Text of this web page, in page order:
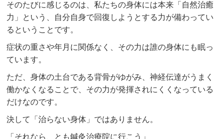
そのたびに感じるのは、私たちの身体には本来「自然治癒
力」という、自分自身で回復しようとする力が備わってい
るということです。
症状の重さや年月に関係なく、その力は誰の身体にも眠っ
ています。
ただ、身体の土台である背骨がゆがみ、神経伝達がうまく
働かなくなることで、その力が発揮されにくくなっている
だけなのです。
決して「治らない身体」ではありません。
「それなら、とも鍼灸治療院に行こう」